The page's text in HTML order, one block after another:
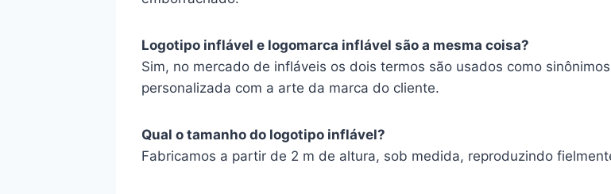
Logotipo inflável e logomarca inflável são a mesma coisa?
Sim, no mercado de infláveis os dois termos são usados como
personalizada com a arte da marca do cliente.
Qual o tamanho do logotipo inflável?
Fabricamos a partir de 2 m de altura, sob medida, reproduzindo